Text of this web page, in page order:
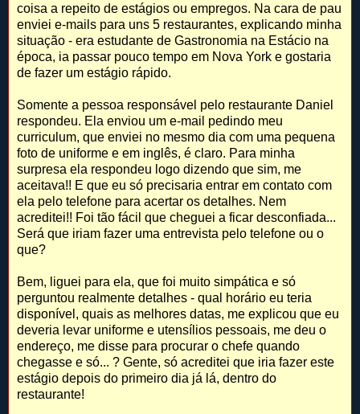
coisa a repeito de estágios ou empregos. Na cara de pau
enviei e-mails para uns 5 restaurantes, explicando minha
situação - era estudante de Gastronomia na Estácio na
época, ia passar pouco tempo em Nova York e gostaria
de fazer um estágio rápido.
Somente a pessoa responsável pelo restaurante Daniel
respondeu. Ela enviou um e-mail pedindo meu
curriculum, que enviei no mesmo dia com uma pequena
foto de uniforme e em inglês, é claro. Para minha
surpresa ela respondeu logo dizendo que sim, me
aceitava!! E que eu só precisaria entrar em contato com
ela pelo telefone para acertar os detalhes. Nem
acreditei!! Foi tão fácil que cheguei a ficar desconfiada...
Será que iriam fazer uma entrevista pelo telefone ou o
que?
Bem, liguei para ela, que foi muito simpática e só
perguntou realmente detalhes - qual horário eu teria
disponível, quais as melhores datas, me explicou que eu
deveria levar uniforme e utensílios pessoais, me deu o
endereço, me disse para procurar o chefe quando
chegasse e só... ? Gente, só acreditei que iria fazer este
estágio depois do primeiro dia já lá, dentro do
restaurante!